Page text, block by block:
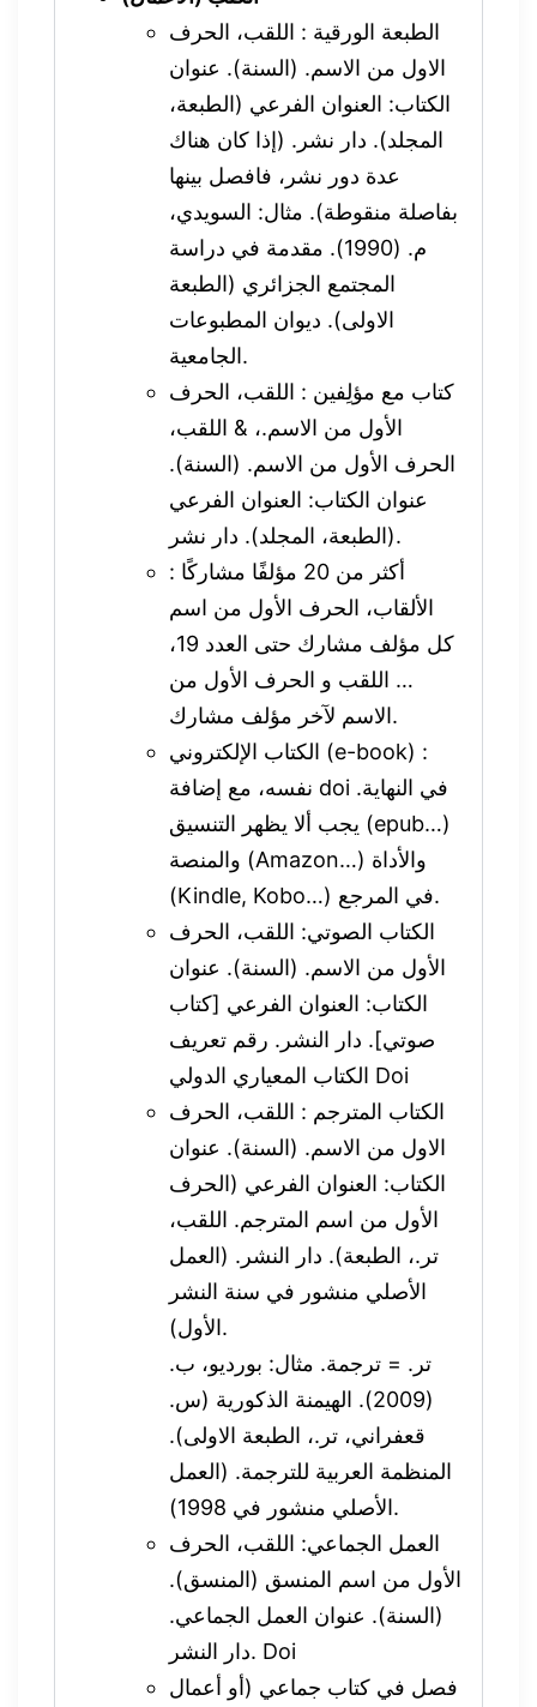
الطبعة الورقية : اللقب، الحرف
الاول من الاسم. (السنة). عنوان
الكتاب: العنوان الفرعي (الطبعة،
المجلد). دار نشر. (إذا كان هناك
عدة دور نشر، فافصل بينها
بفاصلة منقوطة). مثال: السويدي،
م. (1990). مقدمة في دراسة
المجتمع الجزائري (الطبعة
الاولى). ديوان المطبوعات
الجامعية.
كتاب مع مؤلِفين : اللقب، الحرف
الأول من الاسم.، & اللقب،
الحرف الأول من الاسم. (السنة).
عنوان الكتاب: العنوان الفرعي
(الطبعة، المجلد). دار نشر.
أكثر من 20 مؤلفًا مشاركًا :
الألقاب، الحرف الأول من اسم
كل مؤلف مشارك حتى العدد 19،
… اللقب و الحرف الأول من
الاسم لآخر مؤلف مشارك.
الكتاب الإلكتروني (e-book) :
نفسه، مع إضافة doi في النهاية.
يجب ألا يظهر التنسيق (epub…)
والمنصة (Amazon…) والأداة
(Kindle, Kobo…) في المرجع.
الكتاب الصوتي: اللقب، الحرف
الأول من الاسم. (السنة). عنوان
الكتاب: العنوان الفرعي [كتاب
صوتي]. دار النشر. رقم تعريف
الكتاب المعياري الدولي Doi
الكتاب المترجم : اللقب، الحرف
الاول من الاسم. (السنة). عنوان
الكتاب: العنوان الفرعي (الحرف
الأول من اسم المترجم. اللقب،
تر.، الطبعة). دار النشر. (العمل
الأصلي منشور في سنة النشر
الأول).
تر. = ترجمة. مثال: بورديو، ب.
(2009). الهيمنة الذكورية (س.
قعفراني، تر.، الطبعة الاولى).
المنظمة العربية للترجمة. (العمل
الأصلي منشور في 1998).
العمل الجماعي: اللقب، الحرف
الأول من اسم المنسق (المنسق).
(السنة). عنوان العمل الجماعي.
دار النشر. Doi
فصل في كتاب جماعي (أو أعمال